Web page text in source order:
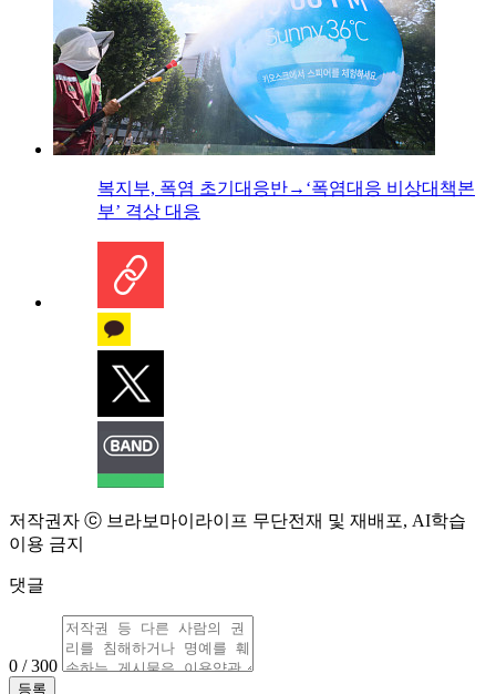
복지부, 폭염 초기대응반→‘폭염대응 비상대책본
부’ 격상 대응
저작권자 ⓒ 브라보마이라이프 무단전재 및 재배포, AI학습
이용 금지
댓글
0 / 300